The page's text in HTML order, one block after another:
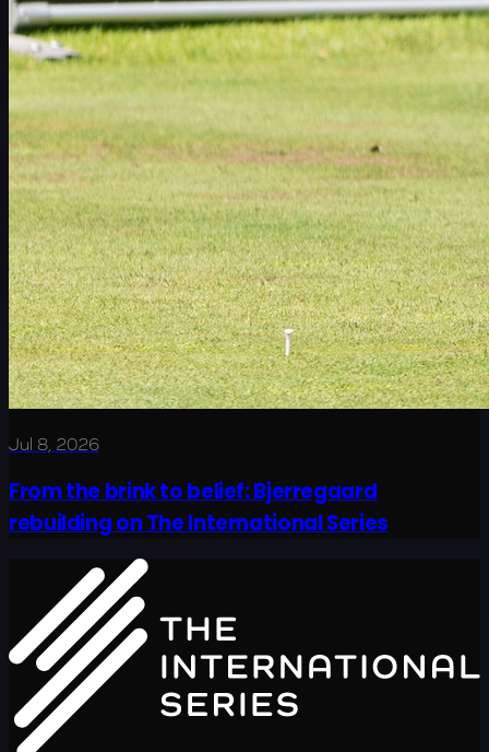
Jul 8, 2026
From the brink to belief: Bjerregaard
rebuilding on The International Series